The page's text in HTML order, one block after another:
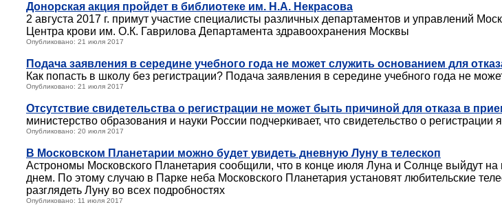
Донорская акция пройдет в библиотеке им. Н.А. Некрасова
2 августа 2017 г. примут участие специалисты различных департаментов и управлений
Центра крови им. О.К. Гаврилова Департамента здравоохранения Москвы
Опубликовано: 21 июля 2017
Подача заявления в середине учебного года не может служить основанием для
Как попасть в школу без регистрации? Подача заявления в середине учебного года не
Опубликовано: 21 июля 2017
Отсутствие свидетельства о регистрации не может быть причиной для отказа в
министерство образования и науки России подчеркивает, что свидетельство о
Опубликовано: 20 июля 2017
В Московском Планетарии можно будет увидеть дневную Луну в телескоп
Астрономы Московского Планетария сообщили, что в конце июля Луна и Солнце выйдут на
днем. По этому случаю в Парке неба Московского Планетария установят любительские
разглядеть Луну во всех подробностях
Опубликовано: 11 июля 2017